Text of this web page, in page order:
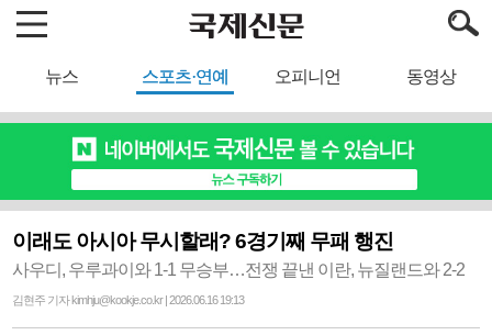
뉴스 스포츠·연예 오피니언 동영상
이래도 아시아 무시할래? 6경기째 무패 행진
사우디, 우루과이와 1-1 무승부…전쟁 끝낸 이란, 뉴질랜드와 2-2
김현주 기자 kimhju@kookje.co.kr | 2026.06.16 19:13